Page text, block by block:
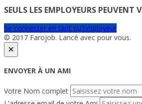
SEULS LES EMPLOYEURS PEUVENT
Se connecter en tant qu’Employeur
© 2017 Farojob. Lancé avec pour vous.
×
ENVOYER À UN AMI
Votre Nom complet